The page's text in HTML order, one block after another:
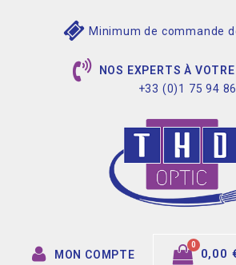
Minimum de commande
NOS EXPERTS À
+33 (0)1 75 94
MON COMPTE 0,00